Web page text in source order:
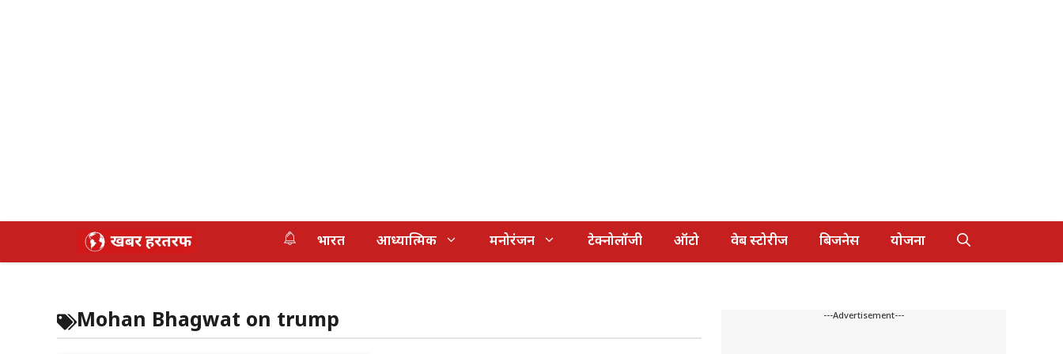
भारत आध्यात्मिक मनोरंजन टेक्नोलॉजी ऑटो वेब स्टोरीज बिजनेस योजना
Mohan Bhagwat on trump ---Advertisement---